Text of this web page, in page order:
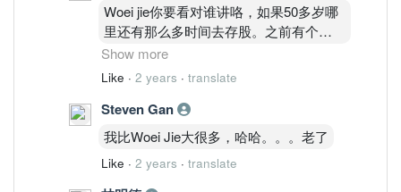
Woei jie你要看对谁讲咯，如果50多岁哪
里还有那么多时间去存股。之前有个
uncle来找我问我有什么股票可以炒，一
看uncle的portfolio 红红不过uncle 70多岁
了。如果我叫他存股30年哪里可以哦。
我就和uncle说这些公司没有那么好罢
了。至于uncle要买要卖什么都是看uncle
自己的，有时给他们博到赚一点钱反而他
们会很开心。至于steven gan我觉得还是
年轻的啦，还可以投资基本面的公司
Show more
Like · 2 years · translate
Steven Gan
我比Woei Jie大很多，哈哈。。。老了
Like · 2 years · translate